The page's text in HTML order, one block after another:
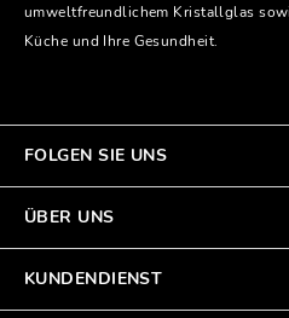
umweltfreundlichem Kristallglas
Küche und Ihre Gesundheit.
FOLGEN SIE UNS
ÜBER UNS
KUNDENDIENST